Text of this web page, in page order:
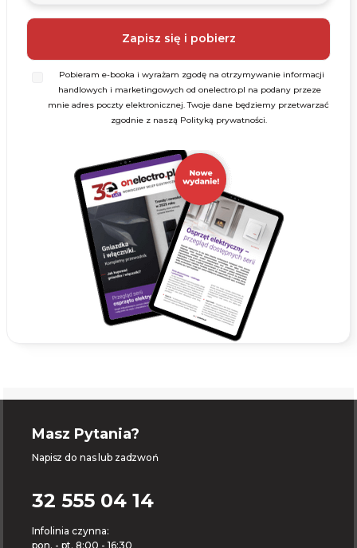
Pobieram e-booka i wyrażam zgodę na otrzymywanie informacji
handlowych i marketingowych od onelectro.pl na podany przeze
mnie adres poczty elektronicznej. Twoje dane będziemy przetwarzać
zgodnie z naszą Polityką prywatności.
Masz Pytania?
Napisz do nas lub zadzwoń
32 555 04 14
Infolinia czynna:
pon. - pt. 8:00 - 16:30